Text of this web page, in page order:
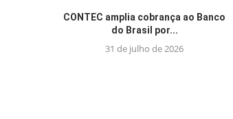
CONTEC amplia cobrança ao Banco
do Brasil por...
31 de julho de 2026